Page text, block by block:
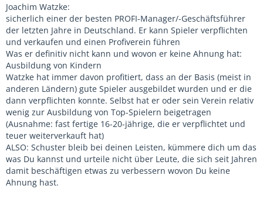
Joachim Watzke:
sicherlich einer der besten PROFI-Manager/-Geschäftsführer
der letzten Jahre in Deutschland. Er kann Spieler verpflichten
und verkaufen und einen Profiverein führen
Was er definitiv nicht kann und wovon er keine Ahnung hat:
Ausbildung von Kindern
Watzke hat immer davon profitiert, dass an der Basis (meist in
anderen Ländern) gute Spieler ausgebildet wurden und er die
dann verpflichten konnte. Selbst hat er oder sein Verein relativ
wenig zur Ausbildung von Top-Spielern beigetragen
(Ausnahme: fast fertige 16-20-jährige, die er verpflichtet und
teuer weiterverkauft hat)
ALSO: Schuster bleib bei deinen Leisten, kümmere dich um das
was Du kannst und urteile nicht über Leute, die sich seit Jahren
damit beschäftigen etwas zu verbessern wovon Du keine
Ahnung hast.